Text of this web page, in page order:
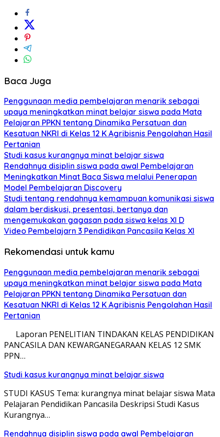
Baca Juga
Penggunaan media pembelajaran menarik sebagai
upaya meningkatkan minat belajar siswa pada Mata
Pelajaran PPKN tentang Dinamika Persatuan dan
Kesatuan NKRI di Kelas 12 K Agribisnis Pengolahan Hasil
Pertanian
Studi kasus kurangnya minat belajar siswa
Rendahnya disiplin siswa pada awal Pembelajaran
Meningkatkan Minat Baca Siswa melalui Penerapan
Model Pembelajaran Discovery
Studi tentang rendahnya kemampuan komunikasi siswa
dalam berdiskusi, presentasi, bertanya dan
mengemukakan gagasan pada siswa kelas XI D
Video Pembelajarn 3 Pendidikan Pancasila Kelas XI
Rekomendasi untuk kamu
Penggunaan media pembelajaran menarik sebagai
upaya meningkatkan minat belajar siswa pada Mata
Pelajaran PPKN tentang Dinamika Persatuan dan
Kesatuan NKRI di Kelas 12 K Agribisnis Pengolahan Hasil
Pertanian
Laporan PENELITIAN TINDAKAN KELAS PENDIDIKAN
PANCASILA DAN KEWARGANEGARAAN KELAS 12 SMK
PPN…
Studi kasus kurangnya minat belajar siswa
STUDI KASUS Tema: kurangnya minat belajar siswa Mata
Pelajaran Pendidikan Pancasila Deskripsi Studi Kasus
Kurangnya…
Rendahnya disiplin siswa pada awal Pembelajaran